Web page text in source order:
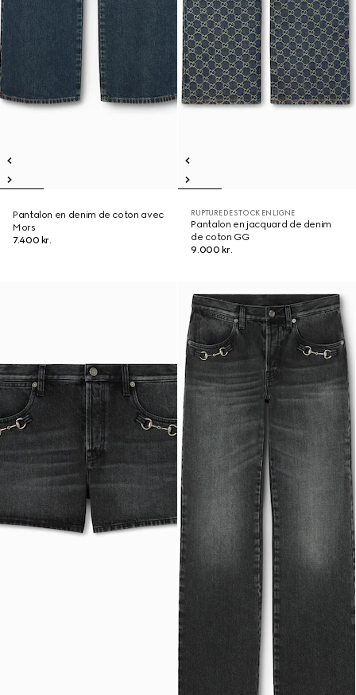
Pantalon en denim de coton avec
Mors
7.400 kr.
RUPTURE DE STOCK EN LIGNE
Pantalon en jacquard de denim
de coton GG
9.000 kr.